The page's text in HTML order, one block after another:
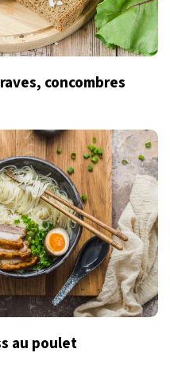
concombres
au poulet